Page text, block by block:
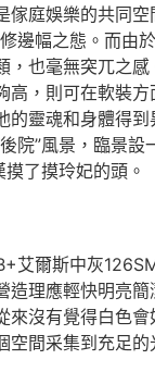
傢庭娛樂的共同
邊幅之態。而由
，也毫無突兀之感
高，則可在軟裝
的靈魂和身體得
院”風景，臨景設
了摸玲妃的頭。
艾爾斯中灰
造理應輕快明亮
來沒有覺得白色
空間采集到充足